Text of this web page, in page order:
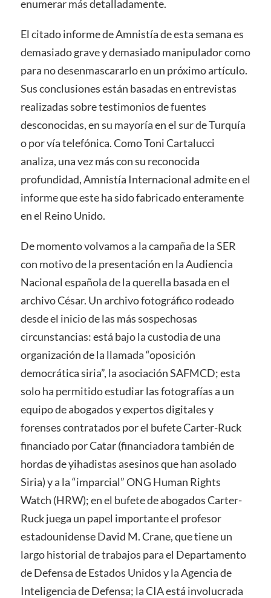
enumerar más detalladamente.
El citado informe de Amnistía de esta semana es
demasiado grave y demasiado manipulador como
para no desenmascararlo en un próximo artículo.
Sus conclusiones están basadas en entrevistas
realizadas sobre testimonios de fuentes
desconocidas, en su mayoría en el sur de Turquía
o por vía telefónica. Como Toni Cartalucci
analiza, una vez más con su reconocida
profundidad, Amnistía Internacional admite en el
informe que este ha sido fabricado enteramente
en el Reino Unido.
De momento volvamos a la campaña de la SER
con motivo de la presentación en la Audiencia
Nacional española de la querella basada en el
archivo César. Un archivo fotográfico rodeado
desde el inicio de las más sospechosas
circunstancias: está bajo la custodia de una
organización de la llamada “oposición
democrática siria”, la asociación SAFMCD; esta
solo ha permitido estudiar las fotografías a un
equipo de abogados y expertos digitales y
forenses contratados por el bufete Carter-Ruck
financiado por Catar (financiadora también de
hordas de yihadistas asesinos que han asolado
Siria) y a la “imparcial” ONG Human Rights
Watch (HRW); en el bufete de abogados Carter-
Ruck juega un papel importante el profesor
estadounidense David M. Crane, que tiene un
largo historial de trabajos para el Departamento
de Defensa de Estados Unidos y la Agencia de
Inteligencia de Defensa; la CIA está involucrada